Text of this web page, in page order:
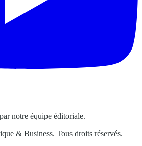
notre équipe éditoriale.
& Business. Tous droits réservés.